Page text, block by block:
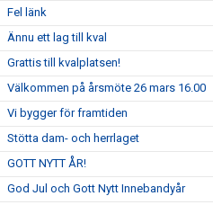
Fel länk
Ännu ett lag till kval
Grattis till kvalplatsen!
Välkommen på årsmöte 26 mars 16.00
Vi bygger för framtiden
Stötta dam- och herrlaget
GOTT NYTT ÅR!
God Jul och Gott Nytt Innebandyår